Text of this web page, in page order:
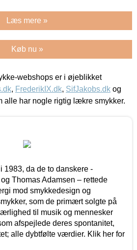
Læs mere »
Køb nu »
webshops er i øjeblikket
, FrederikIX.dk, SifJakobs.dk og
alle har nogle rigtig lækre smykker.
1983, da de to danskere -
Thomas Adamsen – rettede
mod smykkedesign og
som de primært solgte på
til musik og mennesker
afspejlede deres spontanitet,
alle dybtfølte værdier. Klik her for